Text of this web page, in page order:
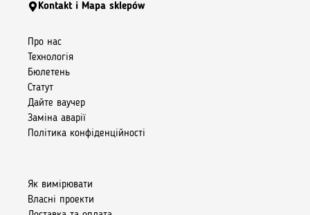
Kontakt i Mapa sklepów
Про нас
Технологія
Бюлетень
Статут
Дайте ваучер
Заміна аварії
Політика конфіденційності
Як вимірювати
Власні проекти